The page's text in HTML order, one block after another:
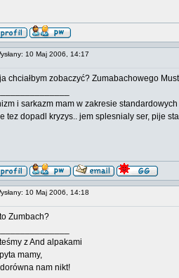
10 Maj 2006, 14:17
chciałbym zobaczyć? Zumabachowego
i sarkazm mam w zakresie
tez dopadl kryzys.. jem splesnialy ser, pije
10 Maj 2006, 14:18
Zumbach?
z And alpakami
mamy,
nam nikt!